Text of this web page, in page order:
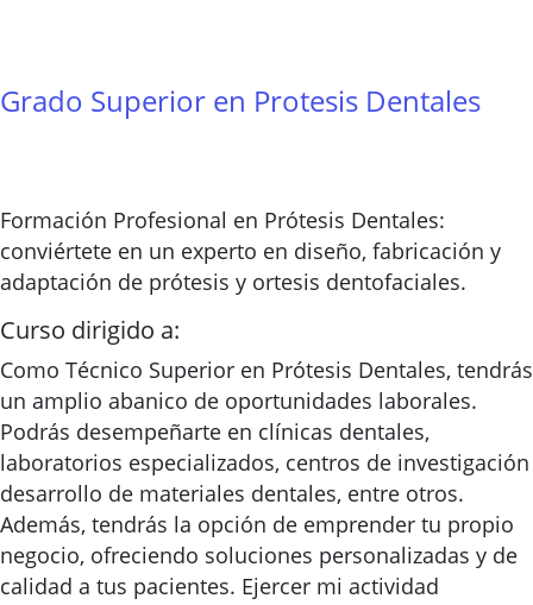
Grado Superior en Protesis Dentales
Formación Profesional en Prótesis Dentales:
conviértete en un experto en diseño, fabricación y
adaptación de prótesis y ortesis dentofaciales.
Curso dirigido a:
Como Técnico Superior en Prótesis Dentales, tendrás
un amplio abanico de oportunidades laborales.
Podrás desempeñarte en clínicas dentales,
laboratorios especializados, centros de
desarrollo de materiales dentales, entre otros.
Además, tendrás la opción de emprender tu propio
negocio, ofreciendo soluciones personalizadas y de
calidad a tus pacientes. Ejercer mi actividad